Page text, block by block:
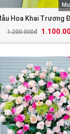
1.200.000đ